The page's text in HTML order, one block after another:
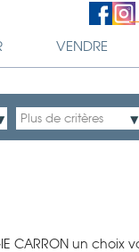
VENDRE
CARRON un choix